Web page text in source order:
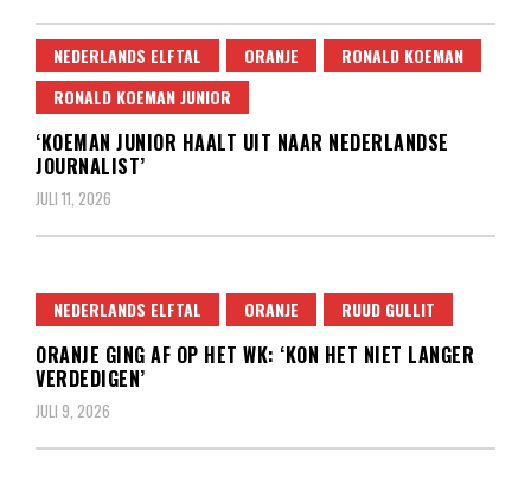
NEDERLANDS ELFTAL ORANJE
RONALD KOEMAN
RONALD KOEMAN JUNIOR
‘KOEMAN JUNIOR HAALT UIT NAAR NEDERLANDSE
JOURNALIST’
JULI 11, 2026
NEDERLANDS ELFTAL ORANJE RUUD GULLIT
ORANJE GING AF OP HET WK: ‘KON HET NIET LANGER
VERDEDIGEN’
JULI 9, 2026